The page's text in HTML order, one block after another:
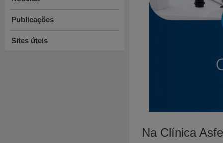
Publicações
Sites úteis
Na Clínica